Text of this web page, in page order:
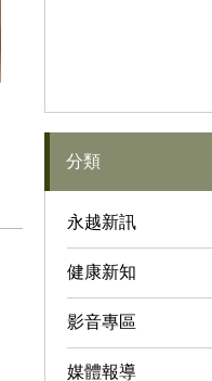
分類
永越新訊
健康新知
影音專區
媒體報導